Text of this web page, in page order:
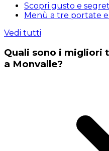
Scopri gusto e
Menù a tre portate
Vedi tutti
Quali sono i migliori
a Monvalle?